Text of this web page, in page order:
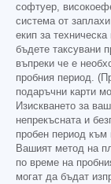
софтуер,
система от
екип за
бъдете таксувани
въпреки че е
пробния период.
подаръчни карти
Изискването за
непрекъсната и
пробен период към
Вашият метод на
по време на
могат да бъдат